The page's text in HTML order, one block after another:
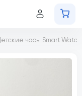
часы Smart